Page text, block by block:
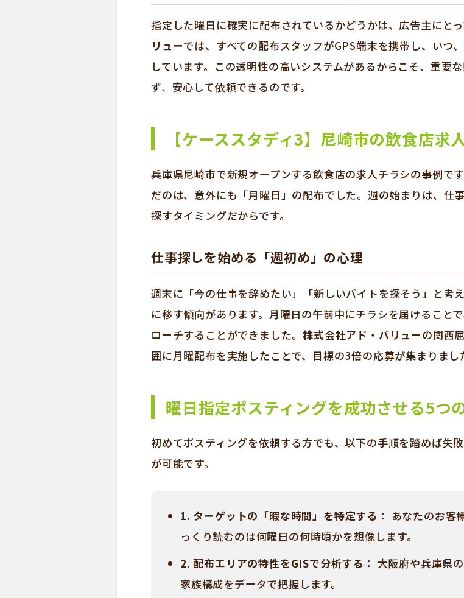
指定した曜日に確実に配布されているかどうかは、広告主にと
リューでは、すべての配布スタッフがGPS端末を携帯し、いつ
しています。この透明性の高いシステムがあるからこそ、重要
ず、安心して依頼できるのです。
【ケーススタディ3】尼崎市の飲食店
兵庫県尼崎市で新規オープンする飲食店の求人チラシの事例で
だのは、意外にも「月曜日」の配布でした。週の始まりは、仕
探すタイミングだからです。
仕事探しを始める「週初め」の心理
週末に「今の仕事を辞めたい」「新しいバイトを探そう」と考
に移す傾向があります。月曜日の午前中にチラシを届けること
ローチすることができました。株式会社アド・バリューの関西
囲に月曜配布を実施したことで、目標の3倍の応募が集まりまし
曜日指定ポスティングを成功させる5つ
初めてポスティングを依頼する方でも、以下の手順を踏めば失
が可能です。
1. ターゲットの「暇な時間」を特定する： あなたのお客
っくり読むのは何曜日の何時頃かを想像します。
2. 配布エリアの特性をGISで分析する： 大阪府や兵庫県
家族構成をデータで把握します。